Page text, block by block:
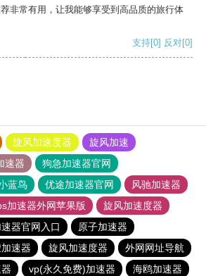
非常有用，让我能够享受到高品质的旅行体
支持[0] 反对[0]
旋风加速度器
旋风加速
速器
狗急加速器官网
蓝鸟 优途加速器官网
风驰加速器
加速器外网苹果版
旋风加速度器
器官网入口
原子加速器
速器 旋风加速度器
外网网址导航
vp(永久免费)加速器
海鸥加速器